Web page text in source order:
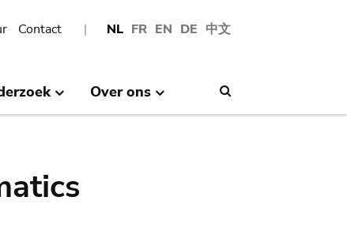
NL FR EN DE 中文
Contact
Over ons